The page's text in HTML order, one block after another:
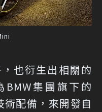
也衍生出相關的
集團旗下的
配備，來開發自